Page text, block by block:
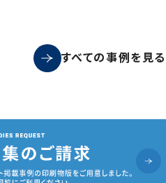
すべての事例を見る